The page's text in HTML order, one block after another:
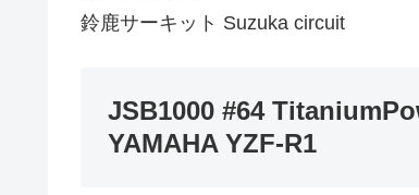
鈴鹿サーキット Suzuka circuit
JSB1000 #64
YAMAHA YZF-R1